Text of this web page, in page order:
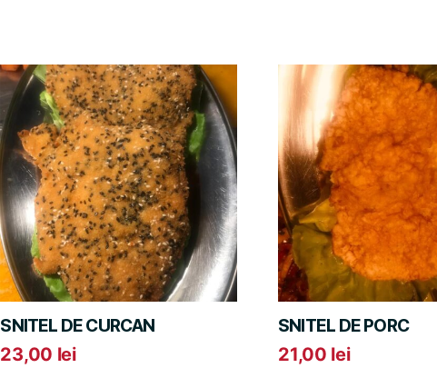
SNITEL DE CURCAN
23,00 lei
SNITEL DE PORC
21,00 lei